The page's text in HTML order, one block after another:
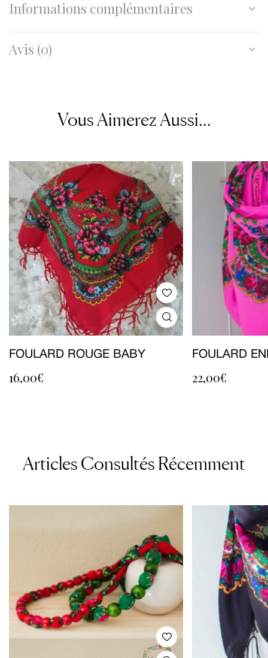
Informations complémentaires
Avis (0)
Vous Aimerez Aussi...
FOULARD ROUGE BABY
16,00€
FOULARD
22,00€
Articles Consultés Récemment